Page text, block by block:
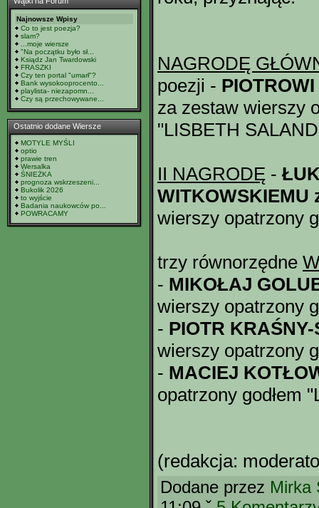
Najnowsze Wpisy
Co to jest poezja?
slam?
...moje wiersze
"Na początku było sł...
Ksiądz Jan Twardowski
FRASZKI
Czy ten portal "umarł"?
Bank wysokooprocento...
playlista- niezapomn...
Czy są przechowywane...
Ostatnio dodane Wiersze
MOTYLE MYŚLI
optio
prawie tren
Wersalka
ŚNIEŻKA
prognoza wskrzeszeni...
Bukolik 2026
to wyjście
Badania naukowców po...
POWRACAMY
NAGRODĘ
poezji -
za zestaw wierszy
"LISBETH
II NAGRODĘ -
WITKOWSKIEMU
wierszy opatrzony
trzy równorzędne
- MIKOŁAJ
wierszy opatrzony
- PIOTR
wierszy opatrzony
- MACIEJ
opatrzony godłem
(redakcja:
Dodane przez Mirka